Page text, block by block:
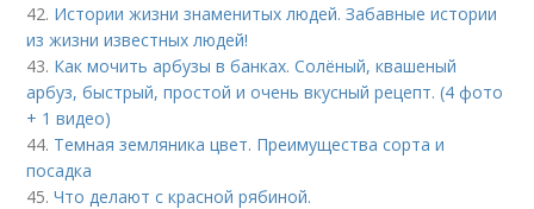
42. Истории жизни знаменитых людей. Забавные истории
из жизни известных людей!
43. Как мочить арбузы в банках. Солёный, квашеный
арбуз, быстрый, простой и очень вкусный рецепт. (4 фото
+ 1 видео)
44. Темная земляника цвет. Преимущества сорта и
посадка
45.Что делают с красной рябиной.